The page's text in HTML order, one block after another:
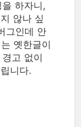
하자니,
않나 싶
그인데 안
옛한글이
고 없이
니다.